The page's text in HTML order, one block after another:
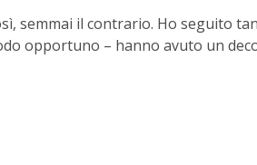
semmai il contrario. Ho seguito
opportuno – hanno avuto un